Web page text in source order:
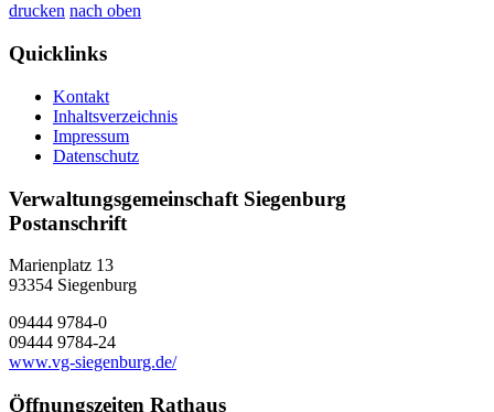
drucken nach oben
Quicklinks
Kontakt
Inhaltsverzeichnis
Impressum
Datenschutz
Verwaltungsgemeinschaft Siegenburg
Postanschrift
Marienplatz 13
93354 Siegenburg
09444 9784-0
09444 9784-24
www.vg-siegenburg.de/
Öffnungszeiten Rathaus